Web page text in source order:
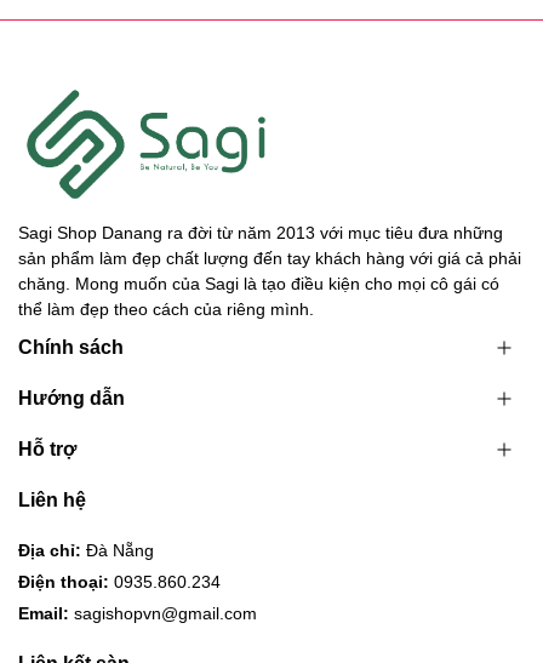
Sagi Shop Danang ra đời từ năm 2013 với mục tiêu đưa những
sản phẩm làm đẹp chất lượng đến tay khách hàng với giá cả phải
chăng. Mong muốn của Sagi là tạo điều kiện cho mọi cô gái có
thể làm đẹp theo cách của riêng mình.
Chính sách
Hướng dẫn
Hỗ trợ
Liên hệ
Địa chỉ: Đà Nẵng
Điện thoại: 0935.860.234
Email: sagishopvn@gmail.com